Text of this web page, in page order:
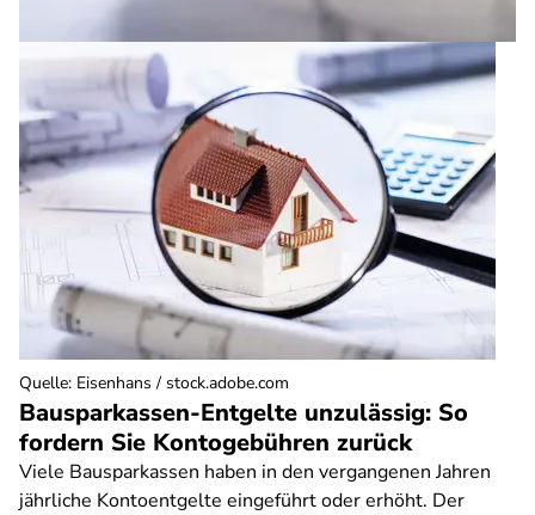
Bausparkassen-Entgelte unzulässig: So
fordern Sie Kontogebühren zurück
Viele Bausparkassen haben in den vergangenen Jahren
jährliche Kontoentgelte eingeführt oder erhöht. Der
Quelle: Eisenhans / stock.adobe.com